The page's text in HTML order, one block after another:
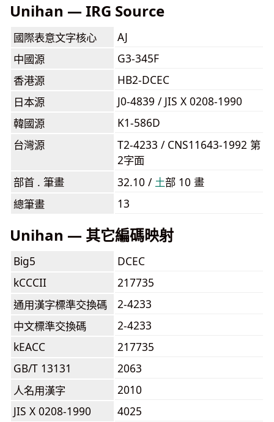
Unihan — IRG Source
國際表意文字核心
AJ
中國源
G3-345F
香港源
HB2-DCEC
日本源
J0-4839 / JIS X 0208-1990
韓國源
K1-586D
台灣源
T2-4233 / CNS11643-1992 第
2字面
部首 . 筆畫
32.10 / ⼟部 10 畫
總筆畫
13
Unihan — 其它編碼映射
Big5
DCEC
kCCCII
217735
通用漢字標準交換碼
2-4233
中文標準交換碼
2-4233
kEACC
217735
GB/T 13131
2063
人名用漢字
2010
JIS X 0208-1990
4025